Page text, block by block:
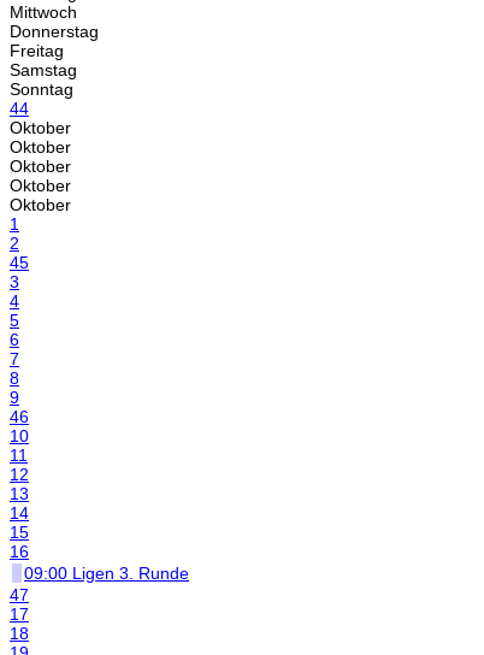
Mittwoch
Donnerstag
Freitag
Samstag
Sonntag
44
Oktober
Oktober
Oktober
Oktober
Oktober
1
2
45
3
4
5
6
7
8
9
46
10
11
12
13
14
15
16
09:00 Ligen 3. Runde
47
17
18